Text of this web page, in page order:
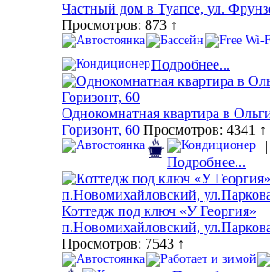
Частный дом в Туапсе, ул.
Просмотров: 873 ↑
Подробнее...
Однокомнатная квартира в
Горизонт, 60 Просмотров: 4341 ↑
|
Подробнее...
Коттедж под ключ «У Георгия»
п.Новомихайловский,
Просмотров: 7543 ↑